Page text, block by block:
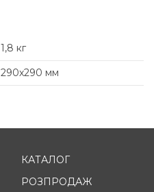
1,8 кг
290х290 мм
КАТАЛОГ
РОЗПРОДАЖ